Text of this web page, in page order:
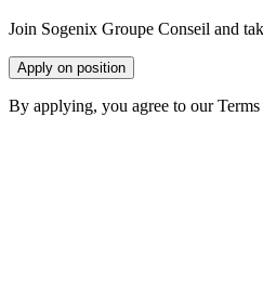
Join Sogenix Groupe Conseil and
Apply on position
By applying, you agree to our